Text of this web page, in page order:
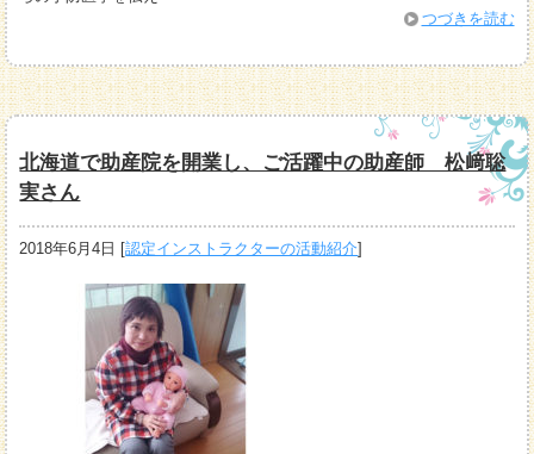
つづきを読む
北海道で助産院を開業し、ご活躍中の助産師 松﨑聡
実さん
2018年6月4日 [認定インストラクターの活動紹介]